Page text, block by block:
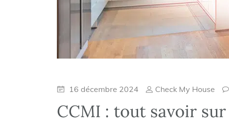
16 décembre 2024 Check My House
CCMI : tout savoir